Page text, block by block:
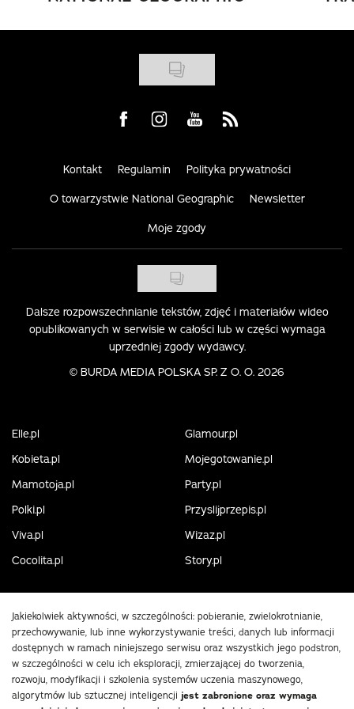
Visit us on Facebook
Visit us on Instagram
Visit us on Youtube
Visit us on Rss
Kontakt Regulamin Polityka prywatności
O towarzystwie National Geographic Newsletter
Moje zgody
Dalsze rozpowszechnianie tekstów, zdjęć i materiałów wideo
opublikowanych w serwisie w całości lub w części wymaga
uprzedniej zgody wydawcy.
© BURDA MEDIA POLSKA SP. Z O. O. 2026
Elle.pl
Glamour.pl
Kobieta.pl
Mojegotowanie.pl
Mamotoja.pl
Party.pl
Polki.pl
Przyslijprzepis.pl
Viva.pl
Wizaz.pl
Cocolita.pl
Story.pl
Jakiekolwiek aktywności, w szczególności: pobieranie, zwielokrotnianie,
przechowywanie, lub inne wykorzystywanie treści, danych lub informacji
dostępnych w ramach niniejszego serwisu oraz wszystkich jego podstron,
w szczególności w celu ich eksploracji, zmierzającej do tworzenia,
rozwoju, modyfikacji i szkolenia systemów uczenia maszynowego,
algorytmów lub sztucznej inteligencji jest zabronione oraz wymaga